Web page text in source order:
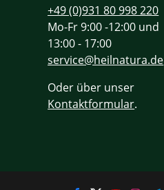
+49 (0)931 80 998 220
Mo-Fr 9:00 -12:00 und
13:00 - 17:00
service@heilnatura.de
Oder über unser
Kontaktformular.